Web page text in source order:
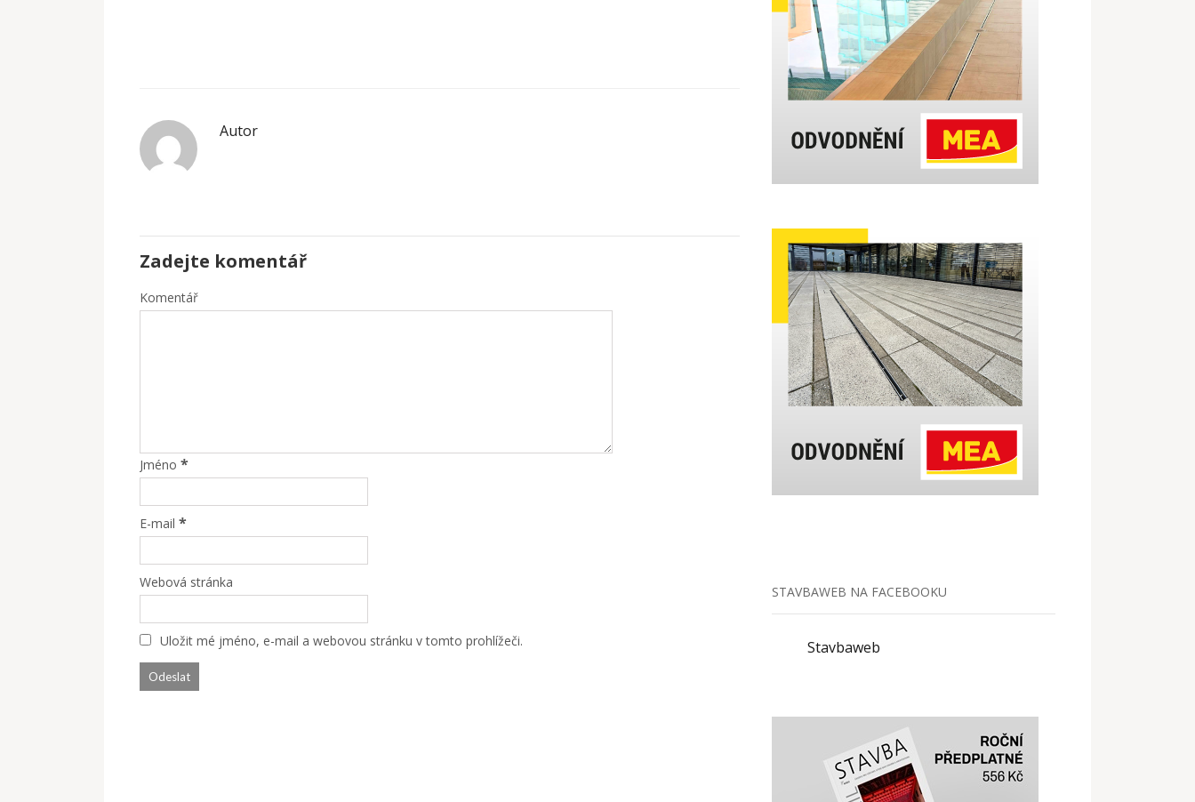
Autor
Zadejte komentář
Komentář
Jméno *
E-mail *
Webová stránka
Uložit mé jméno, e-mail a webovou stránku v tomto prohlížeči.
STAVBAWEB NA FACEBOOKU
Stavbaweb